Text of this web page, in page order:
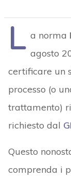
L a norma
agosto
certificare un
processo (o
trattamento)
richiesto dal
Questo
comprenda i